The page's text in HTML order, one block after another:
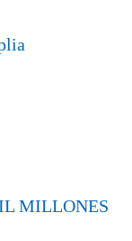
MILLONES